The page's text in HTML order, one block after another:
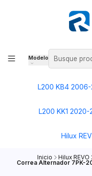
Modelo
L200 KB4 2006-
L200 KK1 2020-
Hilux
Inicio Hilux
Correa Alternador 7PK-